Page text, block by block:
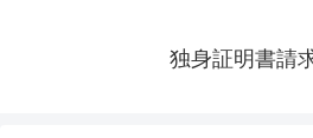
独身証明書請